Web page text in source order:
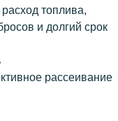
топлива,
и долгий срок
рассеивание